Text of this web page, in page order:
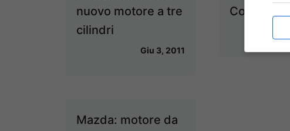
nuovo motore a tre
cilindri
Giu 3, 2011
Convertible
Mazda: motore da